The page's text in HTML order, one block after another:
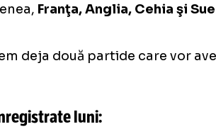
Franţa, Anglia, Cehia şi
deja două partide care vor
luni: